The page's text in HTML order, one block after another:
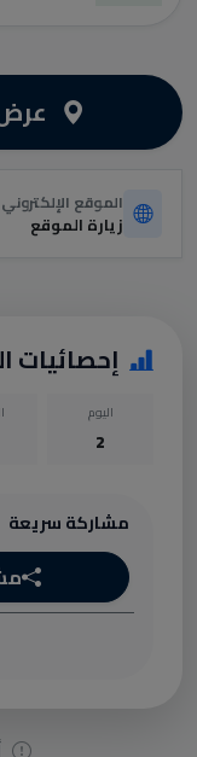
الموقع الإلكتروني
زيارة الموقع
إحصائيات
اليوم
2
مشاركة سريعة